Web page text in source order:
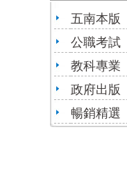
五南本版
公職考試
教科專業
政府出版
暢銷精選